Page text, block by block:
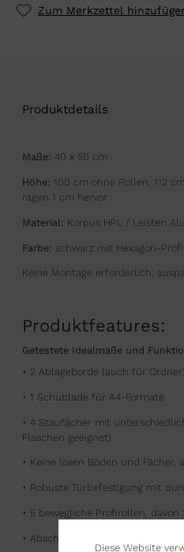
Zum Merkzettel
Produktdetails
Maße: 40 x 50 cm
Höhe: 100 cm ohne Rollen, 112
ragen 1 cm hervor
Material: Korpus HPL / Leisten
Farbe: schwarz mit Hexagon-
Keine Montage erforderlich,
Produktfeatures:
Getestete Idealmaße und
• 2 Ablageborde (auch für Ordner)
• 1 Schublade für A4-Formate
• 4 Staufächer mit
Flaschen geeignet)
• Keine losen Böden und
• Robuste Türbefestigung mit
• 5 bewegliche Profirollen,
• Abschließbar durch z.B.
Diese Website